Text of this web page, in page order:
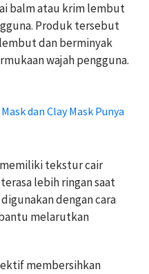
balm atau krim lembut
Produk tersebut
dan berminyak
wajah pengguna.
dan Clay Mask Punya
tekstur cair
lebih ringan saat
dengan cara
melarutkan
membersihkan